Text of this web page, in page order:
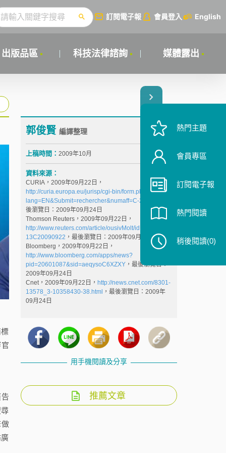
訂閱電子報 會員登入 English
出版品區 科技法律諮詢 媒體露出
郭俊賢 編譯整理
上稿時間： 2009年10月
資料來源：
CURIA，2009年09月22日，
http://curia.europa.eu/jurisp/cgi-bin/form.pl?
lang=EN&Submit=rechercher&numaff=C-236/08
後瀏覽日：2009年09月24日
Thomson Reuters，2009年09月22日，
http://www.reuters.com/article/ousivMolt/idUSTRE58L
13C20090922 ，最後瀏覽日：2009年09月24日
Bloomberg，2009年09月22日，
http://www.bloomberg.com/apps/news?
pid=20601087&sid=aeqysoC6XZXY，最後瀏覽日：
2009年09月24日
Cnet，2009年09月22日， http://news.cnet.com/8301-
13578_3-10358430-38.html ，最後瀏覽日：2009年
09月24日
用手機閱讀及分享
推薦文章
熱門主題
會員專區
訂閱電子報
熱門閱讀
稍後閱讀(0)